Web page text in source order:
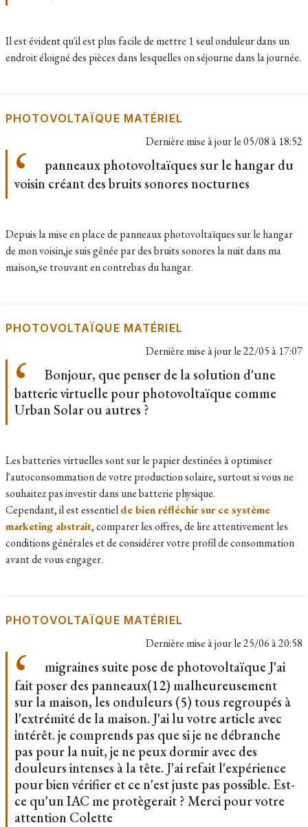
Il est évident qu'il est plus facile de mettre 1 seul onduleur dans un
endroit éloigné des pièces dans lesquelles on séjourne dans la journée.
PHOTOVOLTAÏQUE MATÉRIEL
Dernière mise à jour le05/08 à 18:52
panneaux photovoltaïques sur le hangar du
voisin créant des bruits sonores nocturnes
Depuis la mise en place de panneaux photovoltaïques sur le hangar
de mon voisin,je suis gênée par des bruits sonores la nuit dans ma
maison,se trouvant en contrebas du hangar.
PHOTOVOLTAÏQUE MATÉRIEL
Dernière mise à jour le22/05 à 17:07
Bonjour, que penser de la solution d'une
batterie virtuelle pour photovoltaïque comme
Urban Solar ou autres ?
Les batteries virtuelles sont sur le papier destinées à optimiser
l'autoconsommation de votre production solaire, surtout si vous ne
souhaitez pas investir dans une batterie physique.
Cependant, il est essentielde bien réfléchir sur ce système
marketing abstrait, comparer les offres, de lire attentivement les
conditions générales et de considérer votre profil de consommation
avant de vous engager.
PHOTOVOLTAÏQUE MATÉRIEL
Dernière mise à jour le25/06 à 20:58
migraines suite pose de photovoltaïque J'ai
fait poser des panneaux(12) malheureusement
sur la maison, les onduleurs (5) tous regroupés à
l'extrémité de la maison. J'ai lu votre article avec
intérêt. je comprends pas que si je ne débranche
pas pour la nuit, je ne peux dormir avec des
douleurs intenses à la tête. J'ai refait l'expérience
pour bien vérifier et ce n'est juste pas possible. Est-
ce qu'un IAC me protègerait ? Merci pour votre
attention Colette